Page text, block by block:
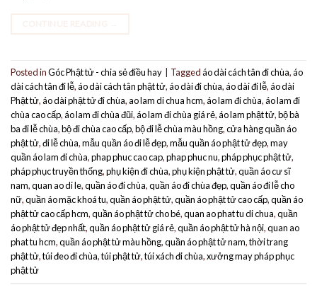
Posted inGóc Phật tử - chia sẻ điều hay Taggedáo dài cách tân đi chùa,áo
dài cách tân đi lễ,áo dài cách tân phật tử,áo dài đi chùa,áo dài đi lễ,áo dài
Phật tử,áo dài phật tử đi chùa,ao lam di chua hcm,áo lam đi chùa,áo lam đi
chùa cao cấp,áo lam đi chùa đũi,áo lam đi chùa giá rẻ,áo lam phật tử,bộ bà
ba đi lễ chùa,bộ đi chùa cao cấp,bộ đi lễ chùa màu hồng,cửa hàng quần áo
phật tử,đi lễ chùa,mẫu quần áo đi lễ đẹp,mẫu quần áo phật tử đẹp,may
quần áo lam đi chùa,phap phuc cao cap,phap phuc nu,pháp phục phật tử,
pháp phục truyền thống,phụ kiện đi chùa,phụ kiện phật tử,quần áo cư sĩ
nam,quan ao di le,quần áo đi chùa,quần áo đi chùa đẹp,quần áo đi lễ cho
nữ,quần áo mặc khoá tu,quần áo phật tử,quần áo phật tử cao cấp,quần áo
phật tử cao cấp hcm,quần áo phật tử cho bé,quan ao phat tu di chua,quần
áo phật tử đẹp nhất,quần áo phật tử giá rẻ,quần áo phật tử hà nội,quan ao
phat tu hcm,quần áo phật tử màu hồng,quần áo phật tử nam,thời trang
phật tử,túi đeo đi chùa,túi phật tử,túi xách đi chùa,xưởng may pháp phục
phật tử